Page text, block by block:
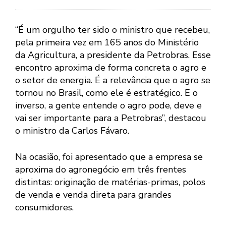
“É um orgulho ter sido o ministro que recebeu,
pela primeira vez em 165 anos do Ministério
da Agricultura, a presidente da Petrobras. Esse
encontro aproxima de forma concreta o agro e
o setor de energia. É a relevância que o agro se
tornou no Brasil, como ele é estratégico. E o
inverso, a gente entende o agro pode, deve e
vai ser importante para a Petrobras”, destacou
o ministro da Carlos Fávaro.
Na ocasião, foi apresentado que a empresa se
aproxima do agronegócio em três frentes
distintas: originação de matérias-primas, polos
de venda e venda direta para grandes
consumidores.